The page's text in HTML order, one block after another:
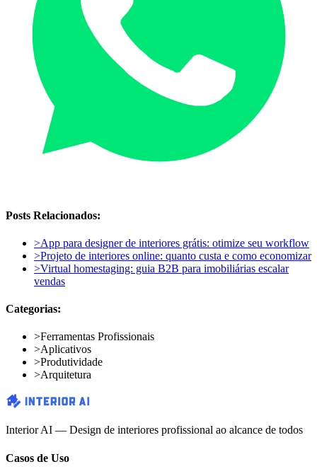
Posts Relacionados:
>App para designer de interiores grátis: otimize seu workflow
>Projeto de interiores online: quanto custa e como economizar
>Virtual homestaging: guia B2B para imobiliárias escalar
vendas
Categorias:
>Ferramentas Profissionais
>Aplicativos
>Produtividade
>Arquitetura
Interior AI — Design de interiores profissional ao alcance de todos
Casos de Uso